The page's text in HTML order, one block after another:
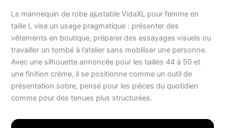
Le mannequin de robe ajustable VidaXL pour femme en
taille L vise un usage pragmatique : présenter des
vêtements en boutique, préparer des essayages visuels ou
travailler un tombé à l’atelier sans mobiliser une personne.
Avec une silhouette annoncée pour les tailles 44 à 50 et
une finition crème, il se positionne comme un outil de
présentation sobre, pensé pour les pièces du quotidien
comme pour des tenues plus structurées.